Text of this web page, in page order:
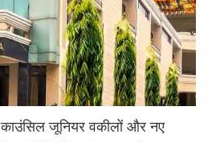
काउंसिल जूनियर वकीलों और नए